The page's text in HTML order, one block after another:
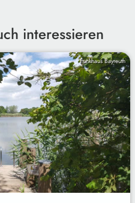
interessieren
Funkhaus Bayreuth